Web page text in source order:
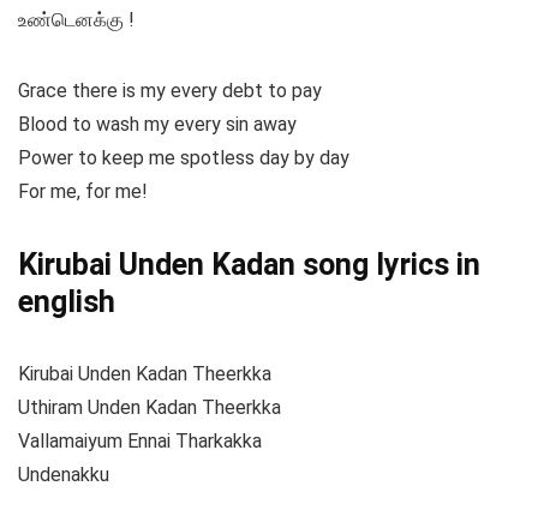
உண்டெனக்கு !
Grace there is my every debt to pay
Blood to wash my every sin away
Power to keep me spotless day by day
For me, for me!
Kirubai Unden Kadan song lyrics in
english
Kirubai Unden Kadan Theerkka
Uthiram Unden Kadan Theerkka
Vallamaiyum Ennai Tharkakka
Undenakku